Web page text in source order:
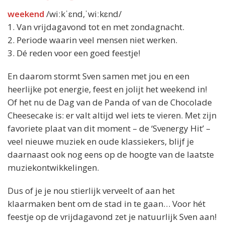
weekend /wiːkˈɛnd,ˈwiːkɛnd/
1. Van vrijdagavond tot en met zondagnacht.
2. Periode waarin veel mensen niet werken.
3. Dé reden voor een goed feestje!
En daarom stormt Sven samen met jou en een
heerlijke pot energie, feest en jolijt het weekend in!
Of het nu de Dag van de Panda of van de Chocolade
Cheesecake is: er valt altijd wel iets te vieren. Met zijn
favoriete plaat van dit moment – de ‘Svenergy Hit’ –
veel nieuwe muziek en oude klassiekers, blijf je
daarnaast ook nog eens op de hoogte van de laatste
muziekontwikkelingen.
Dus of je je nou stierlijk verveelt of aan het
klaarmaken bent om de stad in te gaan… Voor hét
feestje op de vrijdagavond zet je natuurlijk Sven aan!